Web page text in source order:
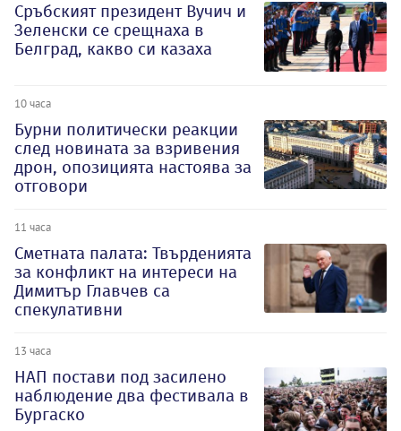
Сръбският президент Вучич и
Зеленски се срещнаха в
Белград, какво си казаха
10 часа
Бурни политически реакции
след новината за взривения
дрон, опозицията настоява за
отговори
11 часа
Сметната палата: Твърденията
за конфликт на интереси на
Димитър Главчев са
спекулативни
13 часа
НАП постави под засилено
наблюдение два фестивала в
Бургаско